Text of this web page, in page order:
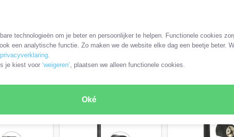
technologieën om je beter en persoonlijker te helpen. Functionele cookies
een analytische functie. Zo maken we de website elke dag een beetje beter.
.
je kiest voor ‘weigeren’, plaatsen we alleen functionele cookies.
Oké